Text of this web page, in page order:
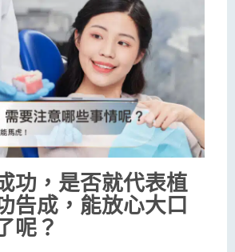
功，是否就代表植
告成，能放心大口
呢？